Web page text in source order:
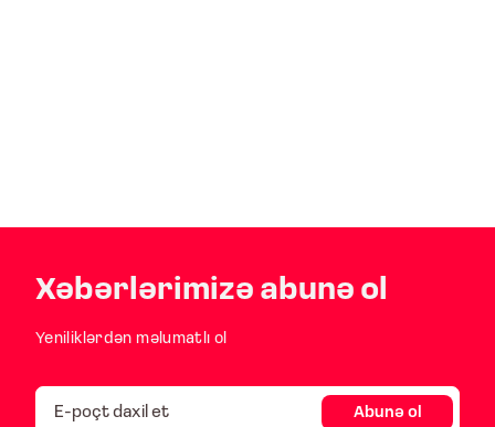
Xəbərlərimizə abunə ol
Yeniliklərdən məlumatlı ol
Abunə ol